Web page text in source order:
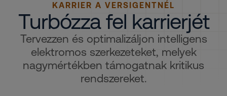
KARRIER A VERSIGENTNÉL
Turbózza fel karrierjét
Tervezzen és optimalizáljon intelligens
elektromos szerkezeteket, melyek
nagymértékben támogatnak kritikus
rendszereket.